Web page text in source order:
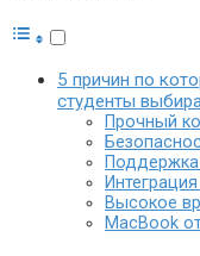
5 причин по
студенты
Прочный
Высокое
MacBook